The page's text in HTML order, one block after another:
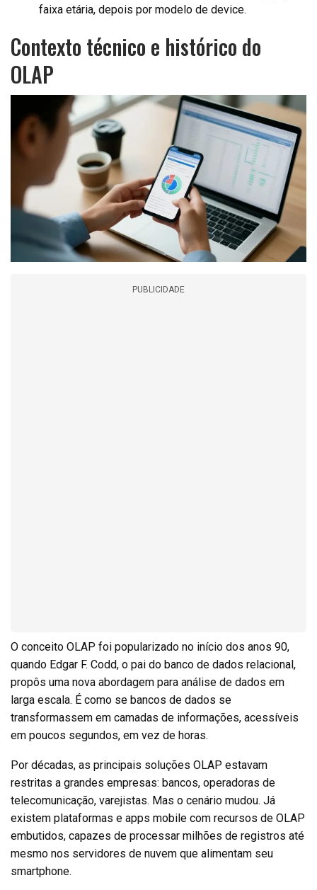
faixa etária, depois por modelo de device.
Contexto técnico e histórico do
OLAP
PUBLICIDADE
O conceito OLAP foi popularizado no início dos anos 90,
quando Edgar F. Codd, o pai do banco de dados relacional,
propôs uma nova abordagem para análise de dados em
larga escala. É como se bancos de dados se
transformassem em camadas de informações, acessíveis
em poucos segundos, em vez de horas.
Por décadas, as principais soluções OLAP estavam
restritas a grandes empresas: bancos, operadoras de
telecomunicação, varejistas. Mas o cenário mudou. Já
existem plataformas e apps mobile com recursos de OLAP
embutidos, capazes de processar milhões de registros até
mesmo nos servidores de nuvem que alimentam seu
smartphone.